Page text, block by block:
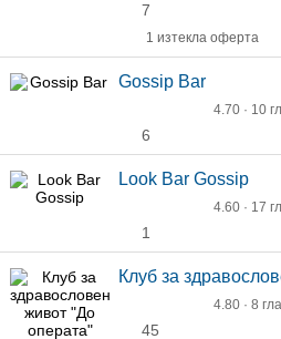
7
1 изтекла оферта
Gossip Bar
4.70 · 10
6
Look Bar Gossip
4.60 · 17
1
Клуб за
4.80 · 8
45